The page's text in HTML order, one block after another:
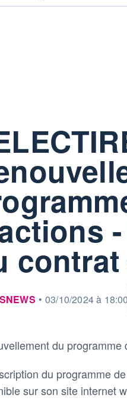
fournie par
• 03/10/2024 à 18:00
du programme
du programme
sur son site internet